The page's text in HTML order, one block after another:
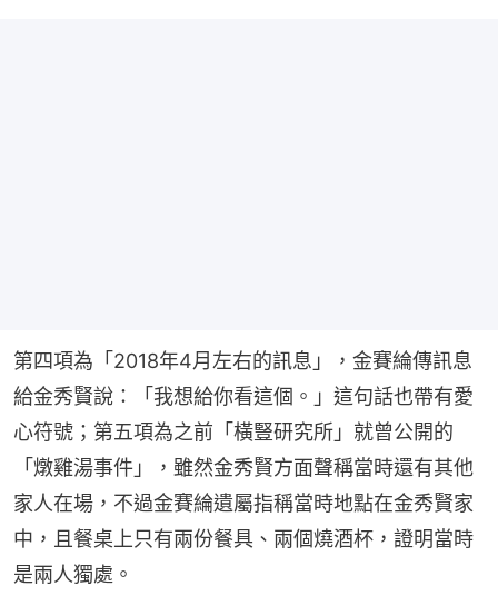
第四項為「2018年4月左右的訊息」，金賽綸傳訊息
給金秀賢說：「我想給你看這個。」這句話也帶有愛
心符號；第五項為之前「橫豎研究所」就曾公開的
「燉雞湯事件」，雖然金秀賢方面聲稱當時還有其他
家人在場，不過金賽綸遺屬指稱當時地點在金秀賢家
中，且餐桌上只有兩份餐具、兩個燒酒杯，證明當時
是兩人獨處。